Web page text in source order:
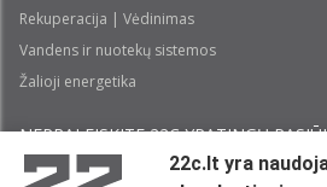
Rekuperacija | Vėdinimas
Vandens ir nuotekų sistemos
Žalioji energetika
NEPRALEISKITE 22С YPATINGŲ
22c.lt yra